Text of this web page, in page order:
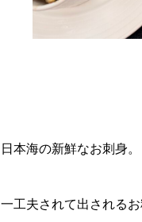
日本海の新鮮なお刺身。
一工夫されて出されるお